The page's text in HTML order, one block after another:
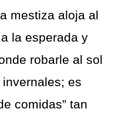
mestiza aloja al
la esperada y
robarle al sol
es
comidas” tan